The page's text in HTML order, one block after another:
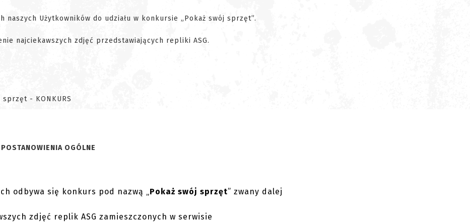
naszych Użytkowników do udziału w konkursie „Pokaż swój sprzęt”.
najciekawszych zdjęć przedstawiających repliki ASG.
OGÓLNE
odbywa się konkurs pod nazwą „Pokaż swój sprzęt” zwany dalej
zdjęć replik ASG zamieszczonych w serwisie